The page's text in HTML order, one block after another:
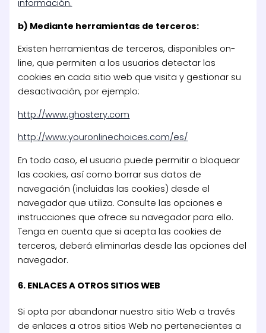
información.
b) Mediante herramientas de terceros:
Existen herramientas de terceros, disponibles on-
line, que permiten a los usuarios detectar las
cookies en cada sitio web que visita y gestionar su
desactivación, por ejemplo:
http://www.ghostery.com
http://www.youronlinechoices.com/es/
En todo caso, el usuario puede permitir o bloquear
las cookies, así como borrar sus datos de
navegación (incluidas las cookies) desde el
navegador que utiliza. Consulte las opciones e
instrucciones que ofrece su navegador para ello.
Tenga en cuenta que si acepta las cookies de
terceros, deberá eliminarlas desde las opciones del
navegador.
6. ENLACES A OTROS SITIOS WEB
Si opta por abandonar nuestro sitio Web a través
de enlaces a otros sitios Web no pertenecientes a